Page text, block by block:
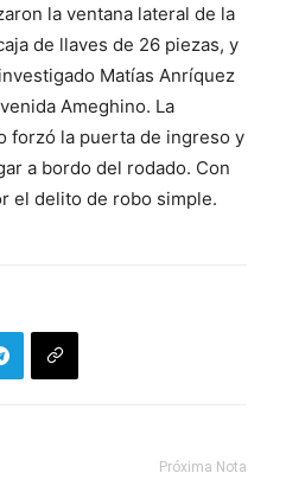
la ventana lateral de la
de llaves de 26 piezas, y
Matías Anríquez
Ameghino. La
forzó la puerta de ingreso y
a bordo del rodado. Con
el delito de robo simple.
Próxima Nota